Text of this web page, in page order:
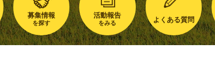
募集情報
を探す
活動報告
をみる よくある質問